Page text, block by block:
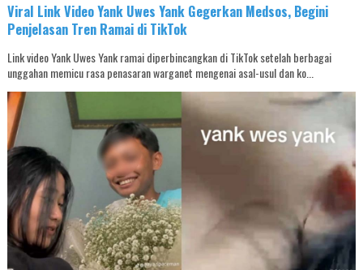
Viral Link Video Yank Uwes Yank Gegerkan Medsos, Begini
Penjelasan Tren Ramai di TikTok
Link video Yank Uwes Yank ramai diperbincangkan di TikTok setelah berbagai
unggahan memicu rasa penasaran warganet mengenai asal-usul dan ko...